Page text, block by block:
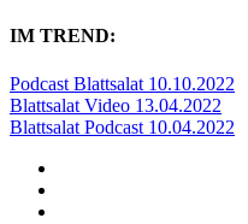
IM TREND:
Podcast Blattsalat 10.10.2022
Blattsalat Video 13.04.2022
Blattsalat Podcast 10.04.2022